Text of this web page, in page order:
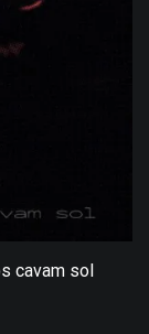
cavam sol